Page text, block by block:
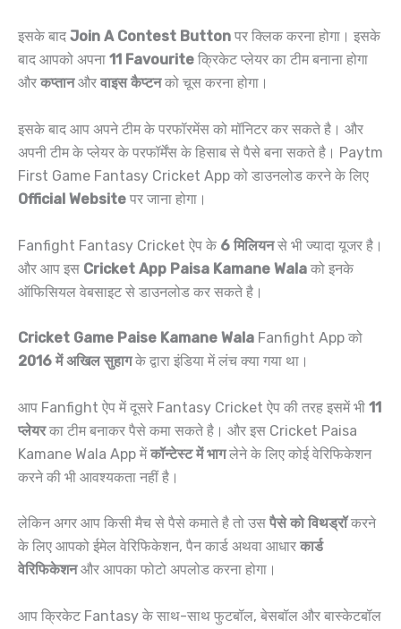
इसके बाद Join A Contest Button पर क्लिक करना होगा। इसके
बाद आपको अपना 11 Favourite क्रिकेट प्लेयर का टीम बनाना होगा
और कप्तानऔर वाइस कैप्टनको चूस करना होगा।
इसके बाद आप अपने टीम के परफॉरमेंस को मॉनिटर कर सकते है। और
अपनी टीम के प्लेयर के परफॉर्मेंस के हिसाब से पैसे बना सकते है। Paytm
First Game Fantasy Cricket App को डाउनलोड करने के लिए
Official Website पर जाना होगा।
Fanfight Fantasy Cricket ऐप के 6 मिलियनसे भी ज्यादा यूजर है।
और आप इस Cricket App Paisa Kamane Wala को इनके
ऑफिसियल वेबसाइट से डाउनलोड कर सकते है।
Cricket Game Paise Kamane Wala Fanfight App को
2016 में अखिल सुहागके द्वारा इंडिया में लंच क्या गया था।
आप Fanfight ऐप में दूसरे Fantasy Cricket ऐप की तरह इसमें भी 11
प्लेयरका टीम बनाकर पैसे कमा सकते है। और इस Cricket Paisa
Kamane Wala App मेंकॉन्टेस्ट में भागलेने के लिए कोई वेरिफिकेशन
करने की भी आवश्यकता नहीं है।
लेकिन अगर आप किसी मैच से पैसे कमाते है तो उस पैसे को विथड्रॉकरने
के लिए आपको ईमेल वेरिफिकेशन, पैन कार्ड अथवा आधार कार्ड
वेरिफिकेशनऔर आपका फोटो अपलोड करना होगा।
आप क्रिकेट Fantasy के साथ-साथ फुटबॉल, बेसबॉल और बास्केटबॉल